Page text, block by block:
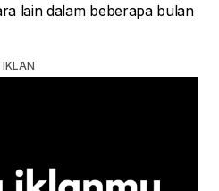
lain dalam beberapa bulan